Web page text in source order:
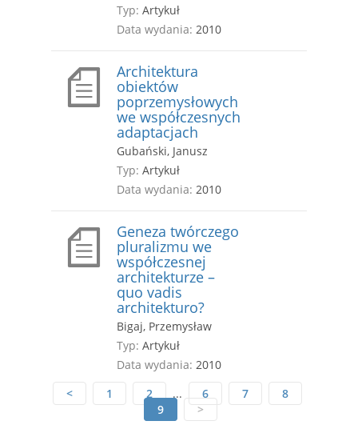
Typ: Artykuł
Data wydania: 2010
Architektura
obiektów
poprzemysłowych
we współczesnych
adaptacjach
Gubański, Janusz
Typ: Artykuł
Data wydania: 2010
Geneza twórczego
pluralizmu we
współczesnej
architekturze –
quo vadis
architekturo?
Bigaj, Przemysław
Typ: Artykuł
Data wydania: 2010
<
1 2 ... 6 7
8
9
>